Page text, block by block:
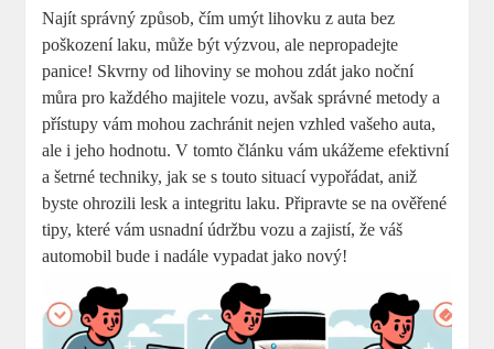
Najít správný způsob, čím umýt lihovku z auta bez
poškození laku, může být výzvou, ale nepropadejte
panice! Skvrny od lihoviny se mohou zdát jako noční
můra pro každého majitele vozu, avšak správné metody a
přístupy vám mohou zachránit nejen vzhled vašeho auta,
ale i jeho hodnotu. V tomto článku vám ukážeme efektivní
a šetrné techniky, jak se s touto situací vypořádat, aniž
byste ohrozili lesk a integritu laku. Připravte se na ověřené
tipy, které vám usnadní údržbu vozu a zajistí, že váš
automobil bude i nadále vypadat jako nový!